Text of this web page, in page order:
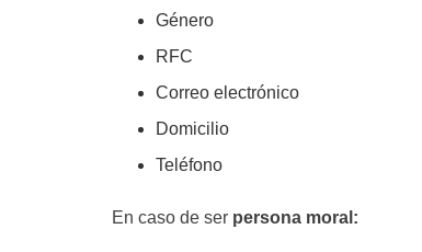
Género
RFC
Correo electrónico
Domicilio
Teléfono
En caso de ser persona moral: